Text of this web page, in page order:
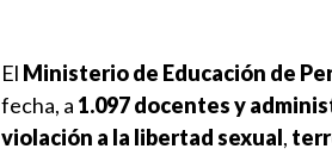
El Ministerio de Educación de
fecha, a 1.097 docentes y
violación a la libertad sexual,